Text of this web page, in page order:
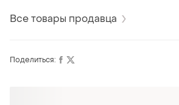
Все товары продавца
Поделиться: